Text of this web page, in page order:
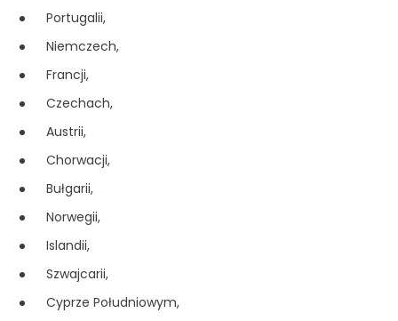
Portugalii,
Niemczech,
Francji,
Czechach,
Austrii,
Chorwacji,
Bułgarii,
Norwegii,
Islandii,
Szwajcarii,
Cyprze Południowym,